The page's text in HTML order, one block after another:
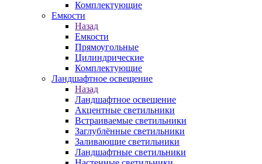
Комплектующие
Емкости
Назад
Емкости
Прямоугольные
Цилиндрические
Комплектующие
Ландшафтное освещение
Назад
Ландшафтное освещение
Акцентные светильники
Встраиваемые светильники
Заглублённые светильники
Заливающие светильники
Ландшафтные светильники